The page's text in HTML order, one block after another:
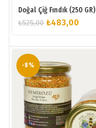
Doğal Çiğ Fındık (250 GR)
₺525,00 Orijinal
₺483,00
-8%